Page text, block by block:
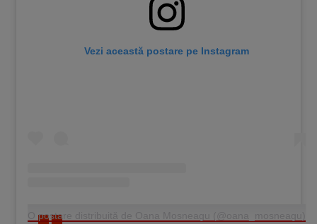
Vezi această postare pe Instagram
O postare distribuită de Oana Mosneagu (@oana_mosneagu)